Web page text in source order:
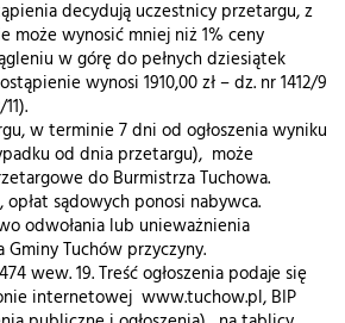
decydują uczestnicy przetargu, z
może wynosić mniej niż 1% ceny
w górę do pełnych dziesiątek
wynosi 1910,00 zł – dz. nr 1412/9
w terminie 7 dni od ogłoszenia wyniku
od dnia przetargu), może
do Burmistrza Tuchowa.
sądowych ponosi nabywca.
odwołania lub unieważnienia
Tuchów przyczyny.
wew. 19. Treść ogłoszenia podaje się
internetowej www.tuchow.pl, BIP